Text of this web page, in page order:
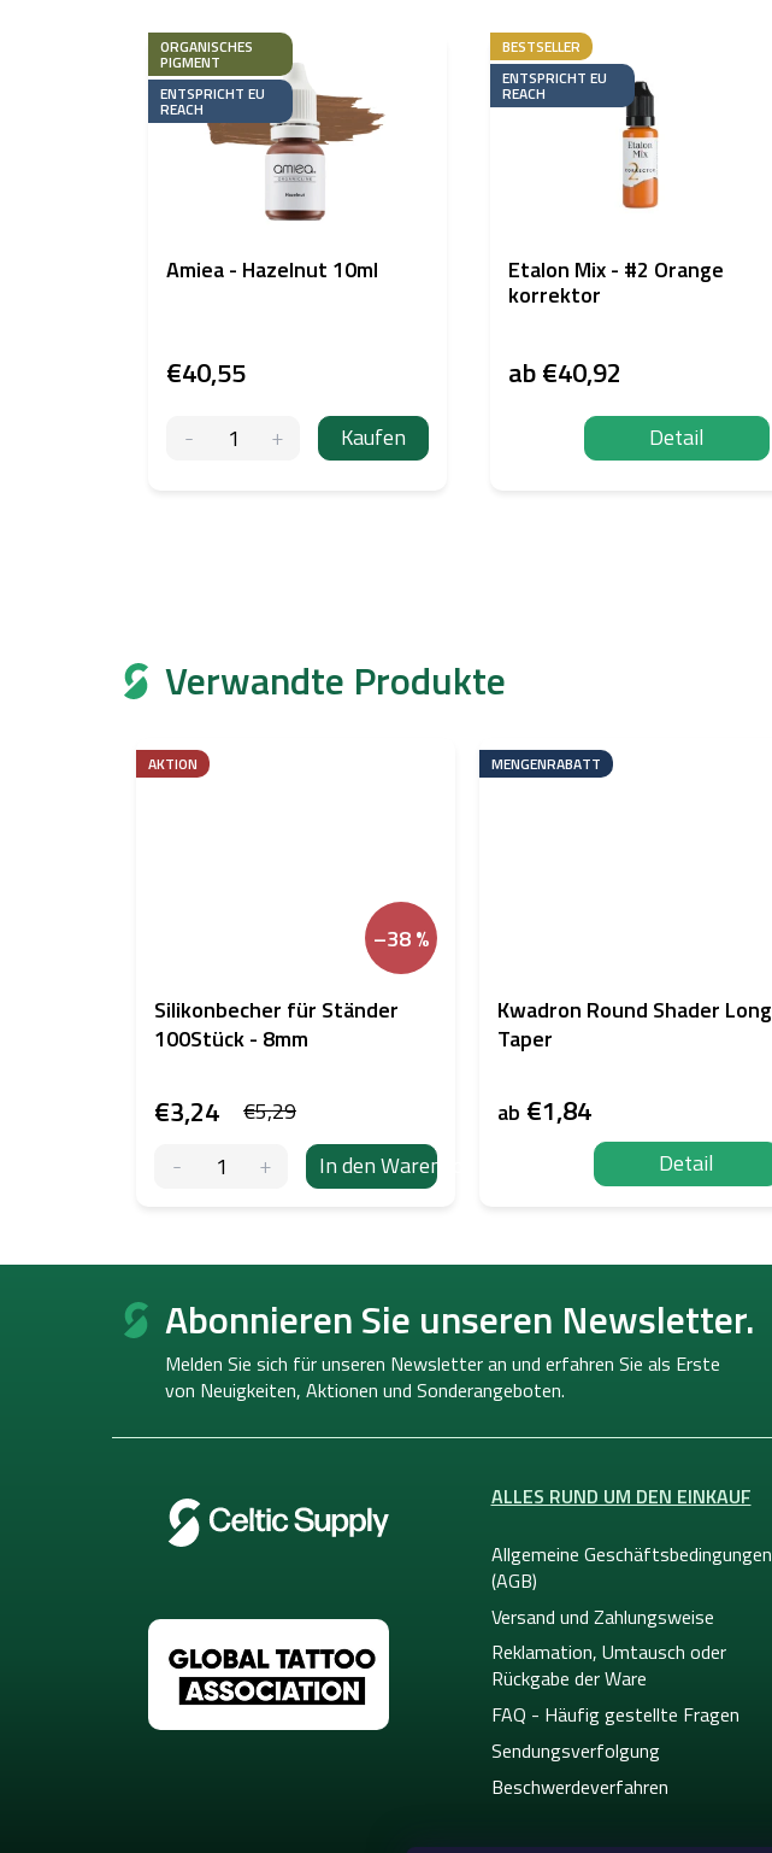
Verwandte Produkte
AKTION
–38 %
Silikonbecher für Ständer
100Stück - 8mm
€5,29
€3,24
In den Warenkorb
MENGENRABATT
Kwadron Round Shader Long
Taper
ab €1,84
Detail
ORGANISCHES
PIGMENT
ENTSPRICHT EU
REACH
Amiea - Hazelnut 10ml
€40,55
Kaufen
BESTSELLER
ENTSPRICHT EU
REACH
Etalon Mix - #2 Orange
korrektor
ab€40,92
Detail
F
Abonnieren Sie unseren Newsletter.
Melden Sie sich für unseren Newsletter an und erfahren Sie als Erste
von Neuigkeiten, Aktionen und Sonderangeboten.
ALLES RUND UM DEN EINKAUF
Allgemeine Geschäftsbedingungen
(AGB)
Versand und Zahlungsweise
Reklamation, Umtausch oder
Rückgabe der Ware
FAQ - Häufig gestellte Fragen
Sendungsverfolgung
Beschwerdeverfahren